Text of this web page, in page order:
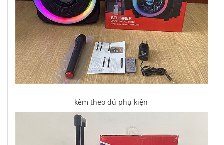
kèm theo đủ phụ kiện